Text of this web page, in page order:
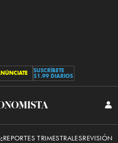
SUSCRÍBETE
$1.99 DIARIOS
El
REPORTES TRIMESTRALESREVISIÓN